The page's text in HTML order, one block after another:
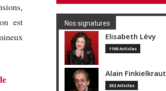
est
Nos signatures
Elisabeth Lévy
1190 Articles
Alain Finkielkraut
202 Articles